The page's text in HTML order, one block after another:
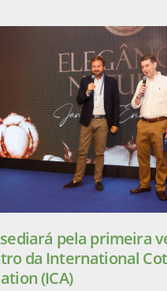
pela primeira
da International
(ICA)